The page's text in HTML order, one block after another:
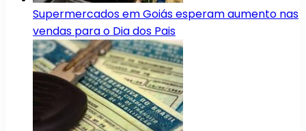
Supermercados em Goiás esperam aumento nas
vendas para o Dia dos Pais